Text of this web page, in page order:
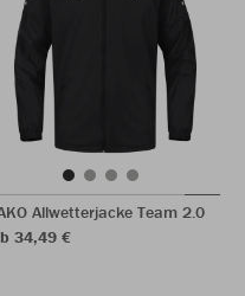
Allwetterjacke Team 2.0
34,49 €